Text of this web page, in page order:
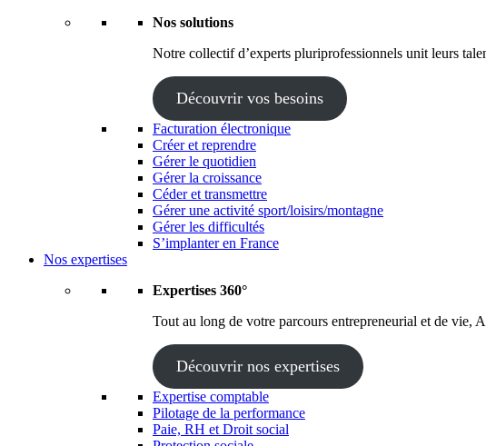
Nos solutions
Notre collectif d’experts pluriprofessionnels unit leurs
Découvrir vos besoins
Facturation électronique
Créer et reprendre
Gérer le quotidien
Gérer la croissance
Céder et transmettre
Gérer une activité sport/loisirs/montagne
Gérer les difficultés
S’implanter en France
Nos expertises
Expertises 360°
Tout au long de votre parcours entrepreneurial et de vie,
Découvrir nos expertises
Expertise comptable
Pilotage de la performance
Paie, RH et Droit social